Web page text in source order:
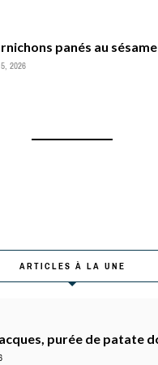
panés au sésame
2026
ARTICLES À LA UNE
purée de patate